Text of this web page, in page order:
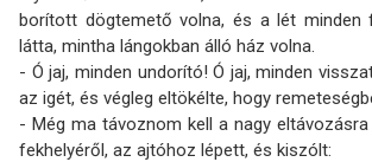
borított dög­temető volna, és a lét minden
látta, mintha lángokban álló ház volna.
- Ó jaj, minden undorító! Ó jaj, minden
az igét, és végleg eltökélte, hogy
- Még ma távoznom kell a nagy
fekhelyéről, az ajtóhoz lépett, és kiszólt: